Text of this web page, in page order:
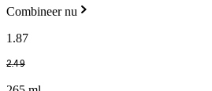
Combineer nu
1 .87
2.49